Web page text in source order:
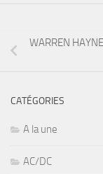
WARREN
CATÉGORIES
A la une
AC/DC